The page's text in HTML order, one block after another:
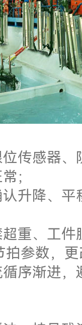
传感器
；
升降、
重、工件
拍参数，
序渐进